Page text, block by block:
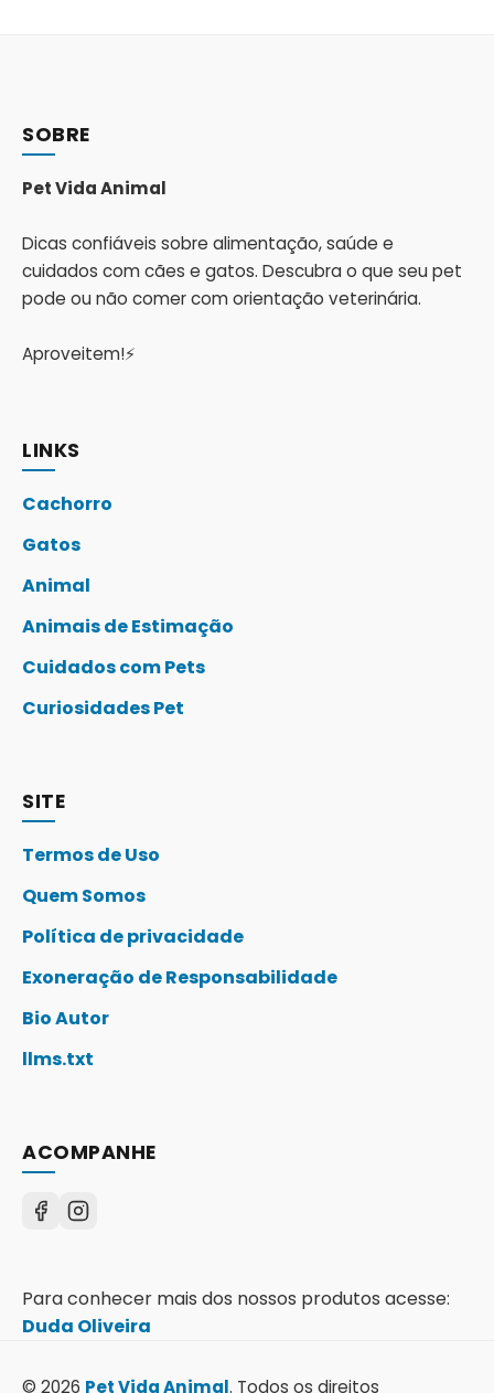
SOBRE
Pet Vida Animal
Dicas confiáveis sobre alimentação, saúde e
cuidados com cães e gatos. Descubra o que seu pet
pode ou não comer com orientação veterinária.
Aproveitem!⚡
LINKS
Cachorro
Gatos
Animal
Animais de Estimação
Cuidados com Pets
Curiosidades Pet
SITE
Termos de Uso
Quem Somos
Política de privacidade
Exoneração de Responsabilidade
Bio Autor
llms.txt
ACOMPANHE
Para conhecer mais dos nossos produtos acesse:
Duda Oliveira
© 2026 Pet Vida Animal. Todos os direitos